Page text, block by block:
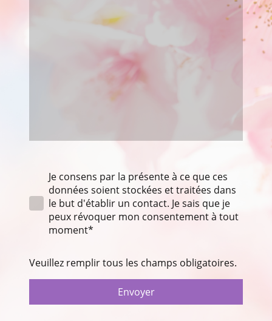
Je consens par la présente à ce que ces
données soient stockées et traitées dans
le but d'établir un contact. Je sais que je
peux révoquer mon consentement à tout
moment*
Veuillez remplir tous les champs obligatoires.
Envoyer